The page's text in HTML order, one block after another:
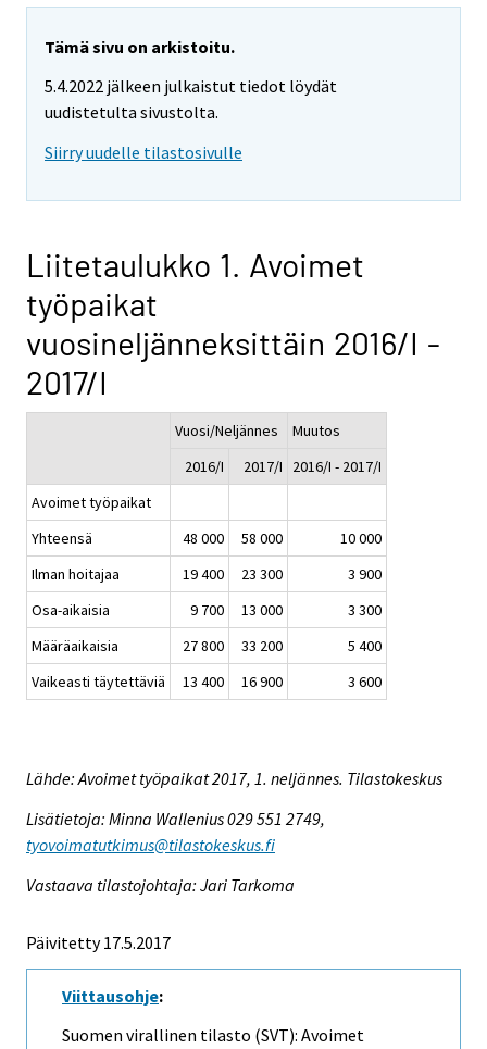
Tämä sivu on arkistoitu.
5.4.2022 jälkeen julkaistut tiedot löydät
uudistetulta sivustolta.
Siirry uudelle tilastosivulle
Liitetaulukko 1. Avoimet
työpaikat
vuosineljänneksittäin 2016/I -
2017/I
Vuosi/Neljännes
Muutos
2016/I
2017/I
2016/I - 2017/I
Avoimet työpaikat
Yhteensä
48 000 58 000
10 000
Ilman hoitajaa
19 400 23 300
3 900
Osa-aikaisia
9 700 13 000
3 300
Määräaikaisia
27 800 33 200
5 400
Vaikeasti täytettäviä
13 400 16 900 3 600
Lähde: Avoimet työpaikat 2017, 1. neljännes. Tilastokeskus
Lisätietoja: Minna Wallenius 029 551 2749,
tyovoimatutkimus@tilastokeskus.fi
Vastaava tilastojohtaja: Jari Tarkoma
Päivitetty 17.5.2017
Viittausohje:
Suomen virallinen tilasto (SVT): Avoimet